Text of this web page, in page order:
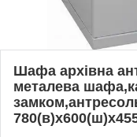
Шафа архівна
металева